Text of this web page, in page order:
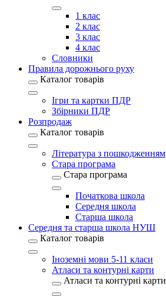
1 клас
2 клас
3 клас
4 клас
Словники
Правила дорожнього руху
Каталог товарів
Ігри та картки ПДР
Збірники ПДР
Розпродаж
Каталог товарів
Література з пошкодженням
Стара програма
Стара програма
Початкова школа
Середня школа
Старша школа
Середня та старша школа НУШ
Каталог товарів
Іноземні мови 5-11 класи
Атласи та контурні карти
Атласи та контурні карти